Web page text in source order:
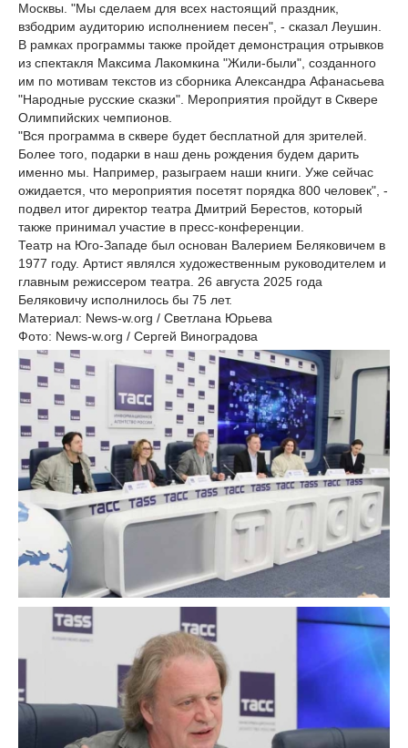
Москвы. "Мы сделаем для всех настоящий праздник,
взбодрим аудиторию исполнением песен", - сказал Леушин.
В рамках программы также пройдет демонстрация отрывков
из спектакля Максима Лакомкина "Жили-были", созданного
им по мотивам текстов из сборника Александра Афанасьева
"Народные русские сказки". Мероприятия пройдут в Сквере
Олимпийских чемпионов.
"Вся программа в сквере будет бесплатной для зрителей.
Более того, подарки в наш день рождения будем дарить
именно мы. Например, разыграем наши книги. Уже сейчас
ожидается, что мероприятия посетят порядка 800 человек", -
подвел итог директор театра Дмитрий Берестов, который
также принимал участие в пресс-конференции.
Театр на Юго-Западе был основан Валерием Беляковичем в
1977 году. Артист являлся художественным руководителем и
главным режиссером театра. 26 августа 2025 года
Беляковичу исполнилось бы 75 лет.
Материал: News-w.org / Светлана Юрьева
Фото: News-w.org / Сергей Виноградова